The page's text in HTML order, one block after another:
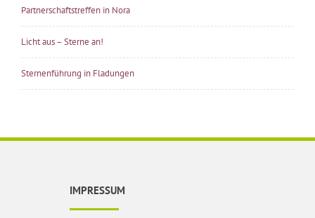
Partnerschaftstreffen in Nora
Licht aus – Sterne an!
Sternenführung in Fladungen
IMPRESSUM